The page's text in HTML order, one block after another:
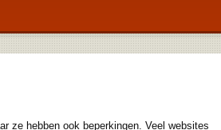
ze hebben ook beperkingen. Veel websites